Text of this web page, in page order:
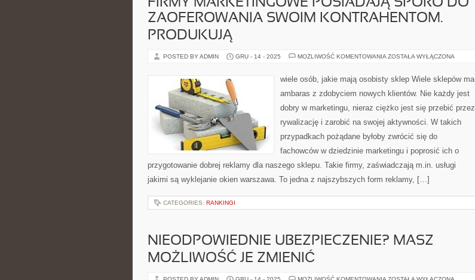
FIRMY MARKETINGOWE POSIADAJĄ SPORO DO
ZAOFEROWANIA SWOIM KONTRAHENTOM.
PRODUKUJĄ
POSTED BY ADMIN GRU - 14 - 2025 MOŻLIWOŚĆ KOMENTOWANIA FIRMY
SPORO
DO
SWOIM
PRODUKUJĄ
ZOSTAŁA WYŁĄCZONA
wiele osób, jakie mają osobisty sklep Wiele sklepów ma
ambaras z zdobyciem nowych klientów. Nie każdy jest
dobry w marketingu, nieraz ciężko jest się przebić przez
rywalizację i zarobić na swojej aktywności. W takich
przypadkach pożądane byłoby zwrócić się do
fachowców w dziedzinie marketingu i poprosić ich o
przygotowanie dobrej reklamy dla naszego sklepu. Takie firmy, zaświadczają m.in. usługi
jakimi są wyklejanie okien warszawa. To jedna z najszybszych form reklamy, […]
CATEGORIES: RANKINGI
NIEODPOWIEDNIE UBEZPIECZENIE? MASZ
MOŻLIWOŚĆ JE ZMIENIĆ
NIEODPOWIEDNIE